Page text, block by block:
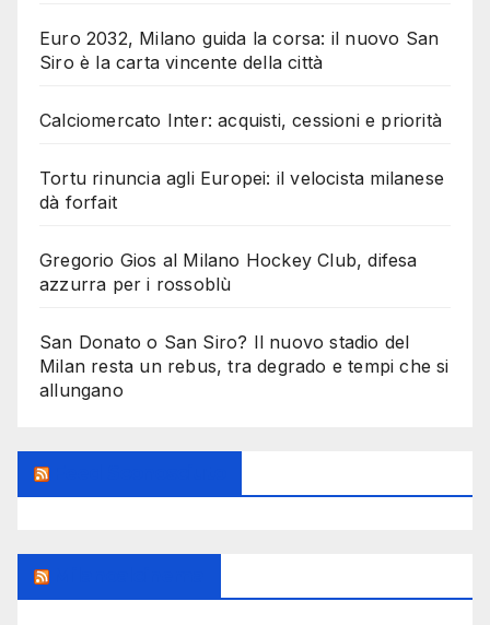
Euro 2032, Milano guida la corsa: il nuovo San
Siro è la carta vincente della città
Calciomercato Inter: acquisti, cessioni e priorità
Tortu rinuncia agli Europei: il velocista milanese
dà forfait
Gregorio Gios al Milano Hockey Club, difesa
azzurra per i rossoblù
San Donato o San Siro? Il nuovo stadio del
Milan resta un rebus, tra degrado e tempi che si
allungano